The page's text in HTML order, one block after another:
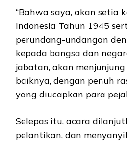
“Bahwa saya, akan setia
Indonesia Tahun 1945
perundang-undangan
kepada bangsa dan
jabatan, akan
baiknya, dengan penuh
yang diucapkan para
Selepas itu, acara
pelantikan, dan